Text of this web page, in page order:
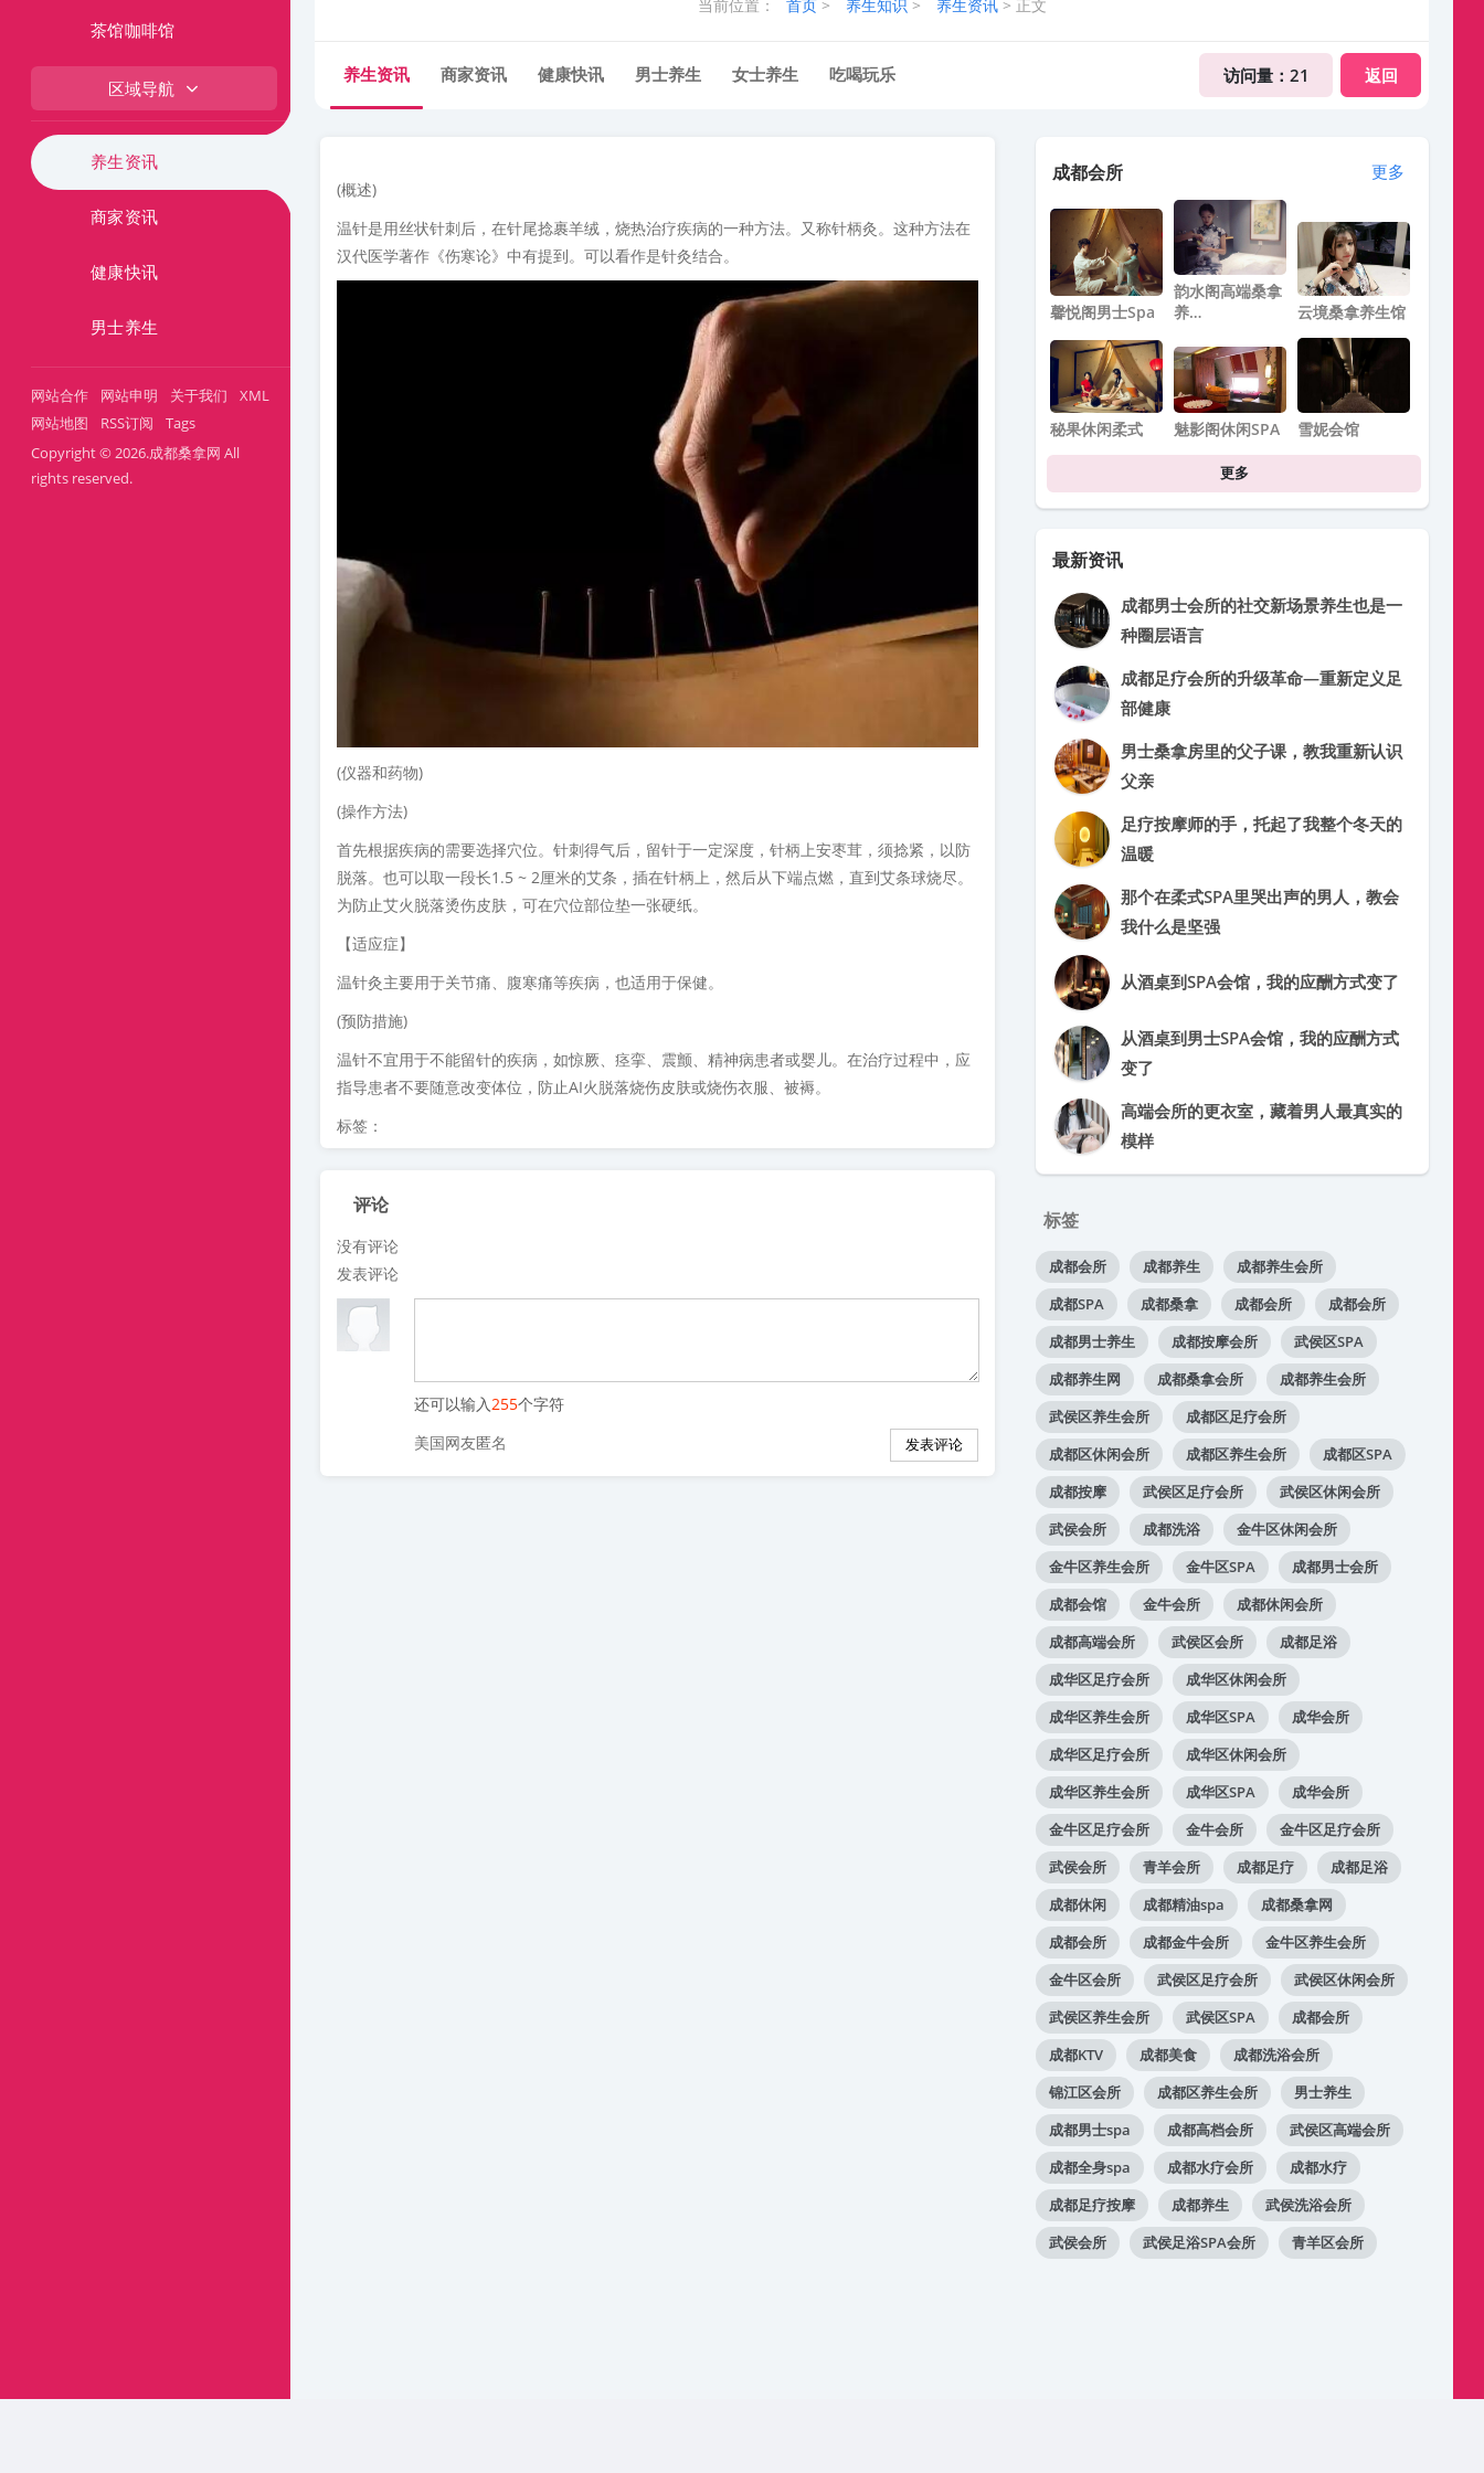
茶馆咖啡馆
区域导航
养生资讯
商家资讯
健康快讯
男士养生
网站合作 网站申明 关于我们
XML
网站地图
RSS订阅
Tags
Copyright © 2026.成都桑拿网 All
rights reserved.
当前位置： 首页 > 养生知识 > 养生资讯> 正文
访问量： 21 返回
养生资讯 商家资讯 健康快讯 男士养生 女士养生 吃喝玩乐
(概述)
温针是用丝状针刺后，在针尾捻裹羊绒，烧热治疗疾病的一种方法。又称针柄灸。这种方法在
汉代医学著作《伤寒论》中有提到。可以看作是针灸结合。
(仪器和药物)
(操作方法)
首先根据疾病的需要选择穴位。针刺得气后，留针于一定深度，针柄上安枣茸，须捻紧，以防
脱落。也可以取一段长1.5 ~ 2厘米的艾条，插在针柄上，然后从下端点燃，直到艾条球烧尽。
为防止艾火脱落烫伤皮肤，可在穴位部位垫一张硬纸。
【适应症】
温针灸主要用于关节痛、腹寒痛等疾病，也适用于保健。
(预防措施)
温针不宜用于不能留针的疾病，如惊厥、痉挛、震颤、精神病患者或婴儿。在治疗过程中，应
指导患者不要随意改变体位，防止AI火脱落烧伤皮肤或烧伤衣服、被褥。
标签：
评论
没有评论
发表评论
还可以输入255个字符
美国网友匿名
成都会所 更多
馨悦阁男士spa
韵水阁高端桑拿
养…
云境桑拿养生馆
秘果休闲柔式 魅影阁休闲SPA 雪妮会馆
更多
最新资讯
成都男士会所的社交新场景养生也是一
种圈层语言
成都足疗会所的升级革命—重新定义足
部健康
男士桑拿房里的父子课，教我重新认识
父亲
足疗按摩师的手，托起了我整个冬天的
温暖
那个在柔式SPA里哭出声的男人，教会
我什么是坚强
从酒桌到SPA会馆，我的应酬方式变了
从酒桌到男士SPA会馆，我的应酬方式
变了
高端会所的更衣室，藏着男人最真实的
模样
标签
成都会所 成都养生
成都养生会所
成都SPA
成都桑拿 成都会所
成都会所
成都男士养生
成都按摩会所
武侯区SPA
成都养生网
成都桑拿会所
成都养生会所
武侯区养生会所
成都区足疗会所
成都区休闲会所
成都区养生会所
成都区SPA
成都按摩
武侯区足疗会所
武侯区休闲会所
武侯会所
成都洗浴
金牛区休闲会所
金牛区养生会所
金牛区SPA
成都男士会所
成都会馆
金牛会所
成都休闲会所
成都高端会所
武侯区会所
成都足浴
成华区足疗会所
成华区休闲会所
成华区养生会所
成华区SPA
成华会所
成华区足疗会所
成华区休闲会所
成华区养生会所
成华区SPA
成华会所
金牛区足疗会所
金牛会所
金牛区足疗会所
武侯会所
青羊会所 成都足疗
成都足浴
成都休闲
成都精油spa
成都桑拿网
成都会所
成都金牛会所
金牛区养生会所
金牛区会所
武侯区足疗会所
武侯区休闲会所
武侯区养生会所
武侯区SPA
成都会所
成都KTV
成都美食
成都洗浴会所
锦江区会所
成都区养生会所
男士养生
成都男士spa
成都高档会所
武侯区高端会所
成都全身spa
成都水疗会所
成都水疗
成都足疗按摩
成都养生
武侯洗浴会所
武侯会所
武侯足浴SPA会所 青羊区会所